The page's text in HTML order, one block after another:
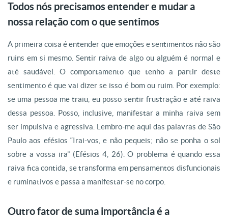
Todos nós precisamos entender e mudar a
nossa relação com o que sentimos
A primeira coisa é entender que emoções e sentimentos não são
ruins em si mesmo. Sentir raiva de algo ou alguém é normal e
até saudável. O comportamento que tenho a partir deste
sentimento é que vai dizer se isso é bom ou ruim. Por exemplo:
se uma pessoa me traiu, eu posso sentir frustração e até raiva
dessa pessoa. Posso, inclusive, manifestar a minha raiva sem
ser impulsiva e agressiva. Lembro-me aqui das palavras de São
Paulo aos efésios “Irai-vos, e não pequeis; não se ponha o sol
sobre a vossa ira” (Efésios 4, 26). O problema é quando essa
raiva fica contida, se transforma em pensamentos disfuncionais
e ruminativos e passa a manifestar-se no corpo.
Outro fator de suma importância é a